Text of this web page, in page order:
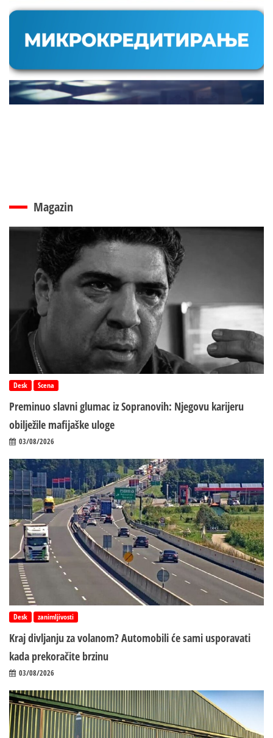
Magazin
Desk Scena
Preminuo slavni glumac iz Sopranovih: Njegovu karijeru
obilježile mafijaške uloge
03/08/2026
Desk zanimljivosti
Kraj divljanju za volanom? Automobili će sami usporavati
kada prekoračite brzinu
03/08/2026